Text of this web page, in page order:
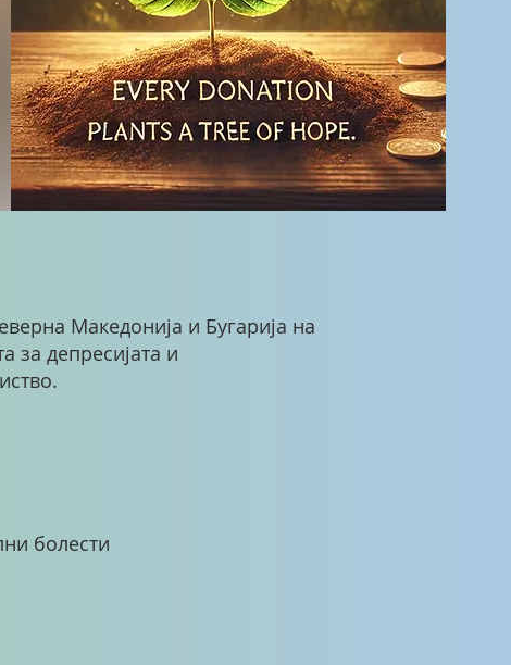
Македонија и Бугарија на
за депресијата и
болести